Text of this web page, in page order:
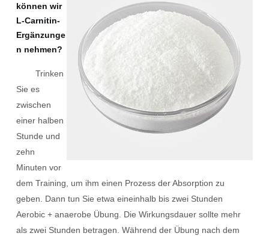
können wir
L-Carnitin-
Ergänzunge
n nehmen?
Trinken
Sie es
zwischen
einer halben
Stunde und
zehn
Minuten vor
dem Training, um ihm einen Prozess der Absorption zu
geben. Dann tun Sie etwa eineinhalb bis zwei Stunden
Aerobic + anaerobe Übung. Die Wirkungsdauer sollte mehr
als zwei Stunden betragen. Während der Übung nach dem